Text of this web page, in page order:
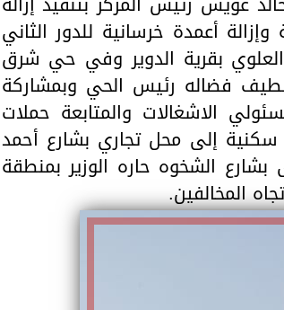
أعمدة خرسانية للدور الثاني
العلوي بقرية الدوير وفي حي شرق
فضاله رئيس الحي وبمشاركة
الاشغالات والمتابعة حملات
إلى محل تجاري بشارع أحمد
بشارع الشخوه حاره الوزير بمنطقة
المخالفين.